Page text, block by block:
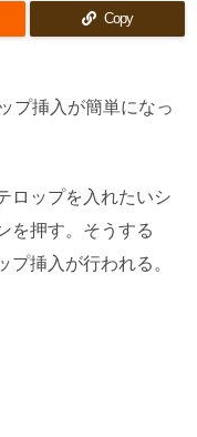
Copy
プ挿入が簡単になっ
ロップを入れたいシ
を押す。そうする
挿入が行われる。